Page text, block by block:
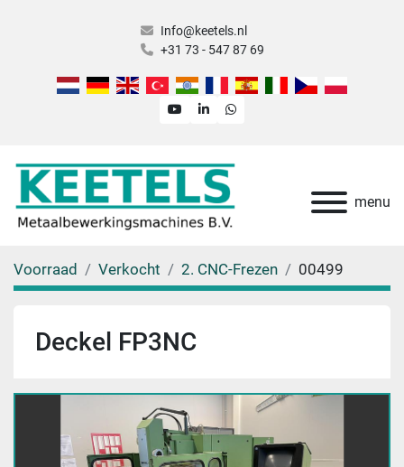
Info@keetels.nl
+31 73 - 547 87 69
youtubelinkedinwhatsapp
menu
Voorraad Verkocht 2. CNC-Frezen 00499
Deckel FP3NC